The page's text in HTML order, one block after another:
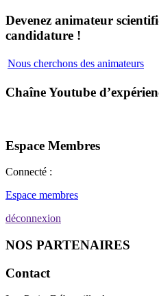
Devenez animateur
candidature !
Nous cherchons des animateurs
Chaîne Youtube
Espace Membres
Connecté :
Espace membres
déconnexion
NOS PARTENAIRES
Contact